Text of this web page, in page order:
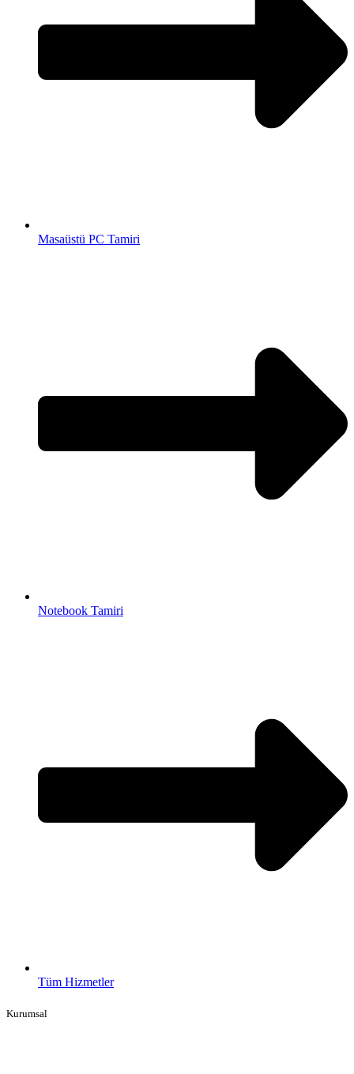
Masaüstü PC Tamiri
Notebook Tamiri
Tüm Hizmetler
Kurumsal